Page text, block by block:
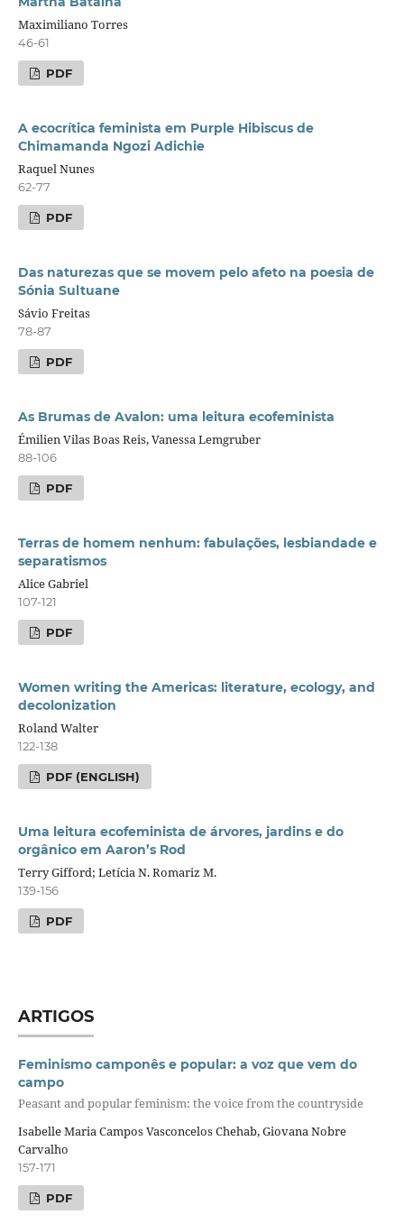
Maximiliano Torres
46-61
PDF
A ecocrítica feminista em Purple Hibiscus de
Chimamanda Ngozi Adichie
Raquel Nunes
62-77
PDF
Das naturezas que se movem pelo afeto na poesia de
Sónia Sultuane
Sávio Freitas
78-87
PDF
As Brumas de Avalon: uma leitura ecofeminista
Émilien Vilas Boas Reis, Vanessa Lemgruber
88-106
PDF
Terras de homem nenhum: fabulações, lesbiandade e
separatismos
Alice Gabriel
107-121
PDF
Women writing the Americas: literature, ecology, and
decolonization
Roland Walter
122-138
PDF (ENGLISH)
Uma leitura ecofeminista de árvores, jardins e do
orgânico em Aaron’s Rod
Terry Gifford; Letícia N. Romariz M.
139-156
PDF
ARTIGOS
Feminismo camponês e popular: a voz que vem do
campo
Peasant and popular feminism: the voice from the countryside
Isabelle Maria Campos Vasconcelos Chehab, Giovana Nobre
Carvalho
157-171
PDF